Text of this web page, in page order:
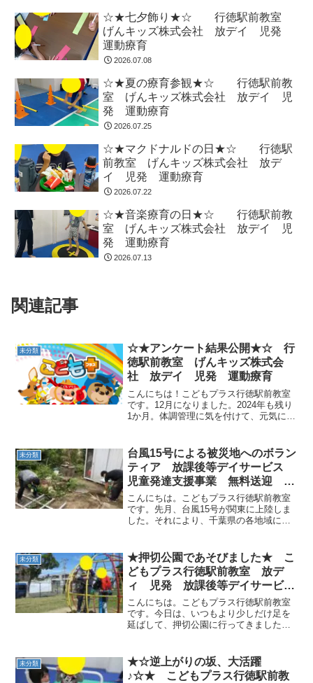
☆★七夕飾り★☆ 行徳駅前教室
げんキッズ株式会社 放デイ 児発
運動療育
2026.07.08
☆★夏の療育参観★☆ 行徳駅前教
室 げんキッズ株式会社 放デイ 児
発 運動療育
2026.07.25
☆★マクドナルドの日★☆ 行徳駅
前教室 げんキッズ株式会社 放デ
イ 児発 運動療育
2026.07.22
☆★音楽療育の日★☆ 行徳駅前教
室 げんキッズ株式会社 放デイ 児
発 運動療育
2026.07.13
関連記事
未分類
☆★アンケート結果公開★☆ 行
徳駅前教室 げんキッズ株式会
社 放デイ 児発 運動療育
こんにちは！こどもプラス行徳駅前教室
です。12月になりました。2024年も残り
1か月。体調管理に気を付けて、元気に
者様と事業者向けのアンケート結果を公
開させていただ...
未分類
台風15号による被災地へのボラン
ティア 放課後等デイサービス
児童発達支援事業 無料送迎 夏
祭りADHD 発達障害 運動療
育 行徳 行徳駅前 南行徳 妙
典 市川市
こんにちは。こどもプラス行徳駅前教室
です。先月、台風15号が関東に上陸しま
した。それにより、千葉県の各地域にも
そこには停電や断水がしばらく続いてい
たり、家の大部分が破損...
未分類
★押切公園であそびました★ こ
どもプラス行徳駅前教室 放デ
ィ 児発 放課後等デイサービ
ス 児童発達支援事業 無料送
迎 発達障害 運動療育 行
徳 行徳駅前 南行徳 妙典 市
こんにちは。こどもプラス行徳駅前教室
です。今日は、いつもより少しだけ足を
延ばして、押切公園に行ってきました。
ます。遊具の種類も違うので、新鮮味が
あり、子どもたちはとても...
未分類
★☆逆上がりの坂、大活躍
♪☆★ こどもプラス行徳駅前教